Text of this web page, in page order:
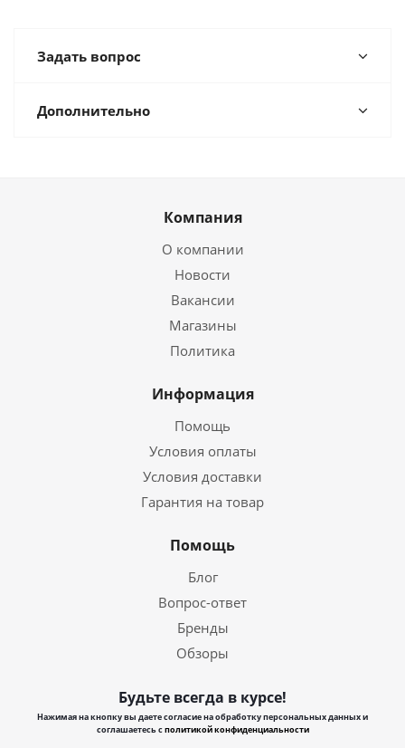
Задать вопрос
Дополнительно
Компания
О компании
Новости
Вакансии
Магазины
Политика
Информация
Помощь
Условия оплаты
Условия доставки
Гарантия на товар
Помощь
Блог
Вопрос-ответ
Бренды
Обзоры
Будьте всегда в курсе!
Нажимая на кнопку вы даете согласие на обработку персональных данных и
соглашаетесь сполитикой конфиденциальности